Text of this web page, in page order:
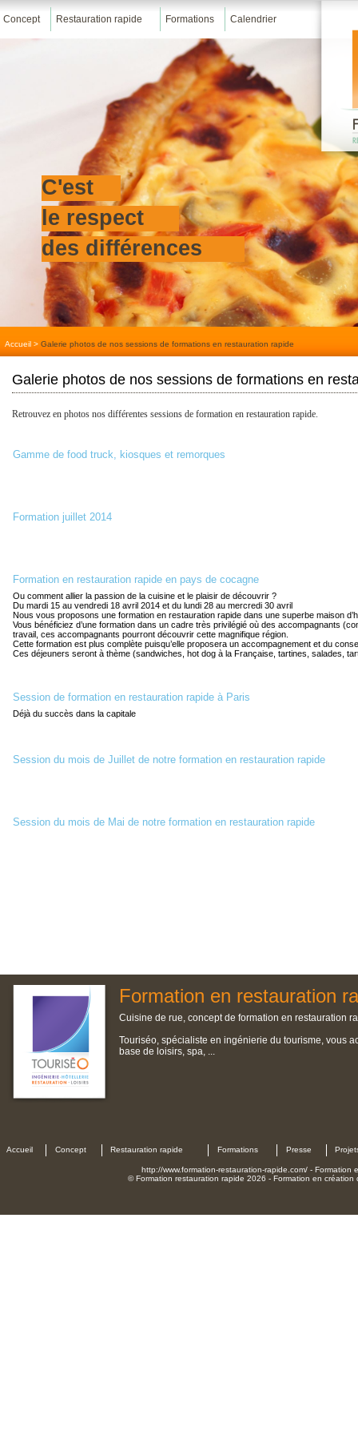
Concept Restauration rapide Formations Calendrier
C'est
le respect
des différences
Accueil > Galerie photos de nos sessions de formations en restauration rapide
Galerie photos de nos sessions de formations en
Retrouvez en photos nos différentes sessions de formation en restauration rapide.
Gamme de food truck, kiosques et remorques
Formation juillet 2014
Formation en restauration rapide en pays de cocagne
Ou comment allier la passion de la cuisine et le plaisir de découvrir ?
Du mardi 15 au vendredi 18 avril 2014 et du lundi 28 au mercredi 30 avril
Nous vous proposons une formation en restauration rapide dans une superbe maison
Vous bénéficiez d’une formation dans un cadre très privilégié où des accompagnants
travail, ces accompagnants pourront découvrir cette magnifique région.
Cette formation est plus complète puisqu’elle proposera un accompagnement et du
Ces déjeuners seront à thème (sandwiches, hot dog à la Française, tartines, salades,
Session de formation en restauration rapide à Paris
Déjà du succès dans la capitale
Session du mois de Juillet de notre formation en restauration rapide
Session du mois de Mai de notre formation en restauration rapide
Formation en restauration
Cuisine de rue, concept de formation en restauration
Touriséo, spécialiste en ingénierie du tourisme, vous
base de loisirs, spa, ...
Accueil Concept Restauration rapide Formations Presse
http://www.formation-restauration-rapide.com/ -
© Formation restauration rapide 2026 - Formation en